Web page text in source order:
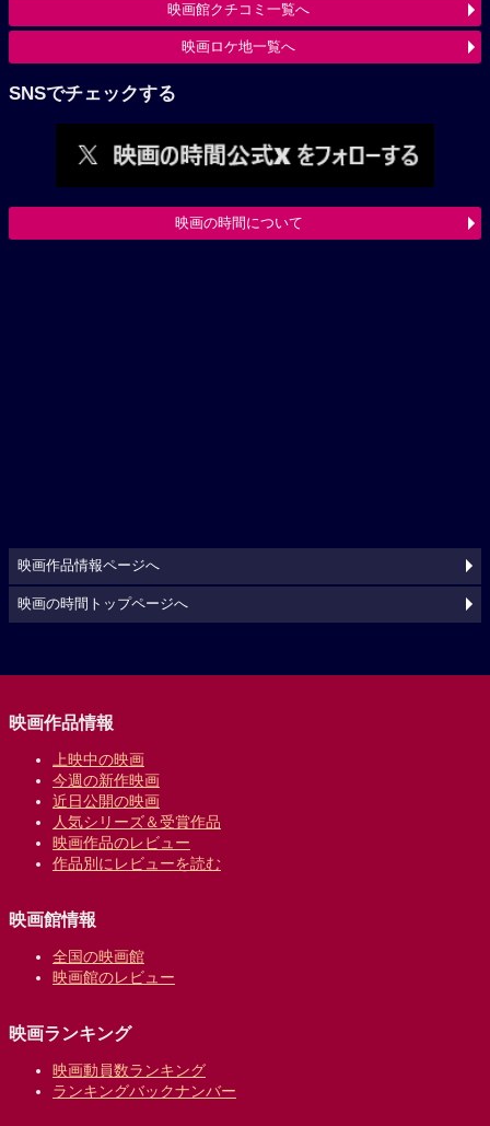
映画館クチコミ一覧へ
映画ロケ地一覧へ
SNSでチェックする
映画の時間について
映画作品情報ページへ
映画の時間トップページへ
映画作品情報
上映中の映画
今週の新作映画
近日公開の映画
人気シリーズ＆受賞作品
映画作品のレビュー
作品別にレビューを読む
映画館情報
全国の映画館
映画館のレビュー
映画ランキング
映画動員数ランキング
ランキングバックナンバー